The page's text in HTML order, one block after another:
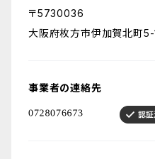
〒5730036
大阪府枚方市伊加賀北町
事業者の連絡先